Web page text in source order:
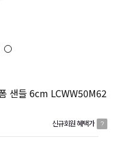
샌들 6cm LCWW50M62
신규회원 혜택가 ?